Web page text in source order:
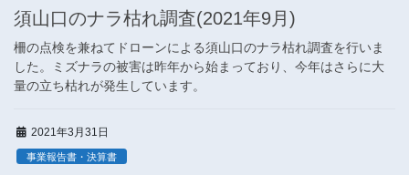
須山口のナラ枯れ調査(2021年9月)
柵の点検を兼ねてドローンによる須山口のナラ枯れ調査を行いま
した。ミズナラの被害は昨年から始まっており、今年はさらに大
量の立ち枯れが発生しています。
2021年3月31日
事業報告書・決算書